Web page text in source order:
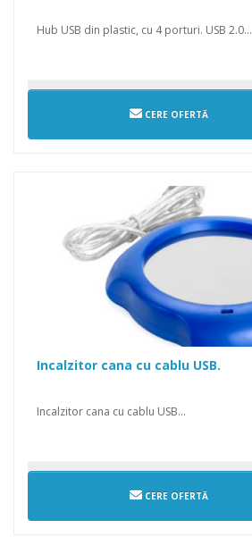
Hub USB din plastic, cu 4 porturi. USB 2.0...
CERE OFERTĂ
Incalzitor cana cu cablu USB.
Incalzitor cana cu cablu USB...
CERE OFERTĂ